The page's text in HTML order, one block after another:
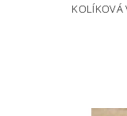
KOLÍKOVÁ